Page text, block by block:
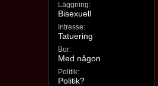
Läggning:
Bisexuell
Intresse:
Tatuering
Bor:
Med någon
Politik:
Politik?